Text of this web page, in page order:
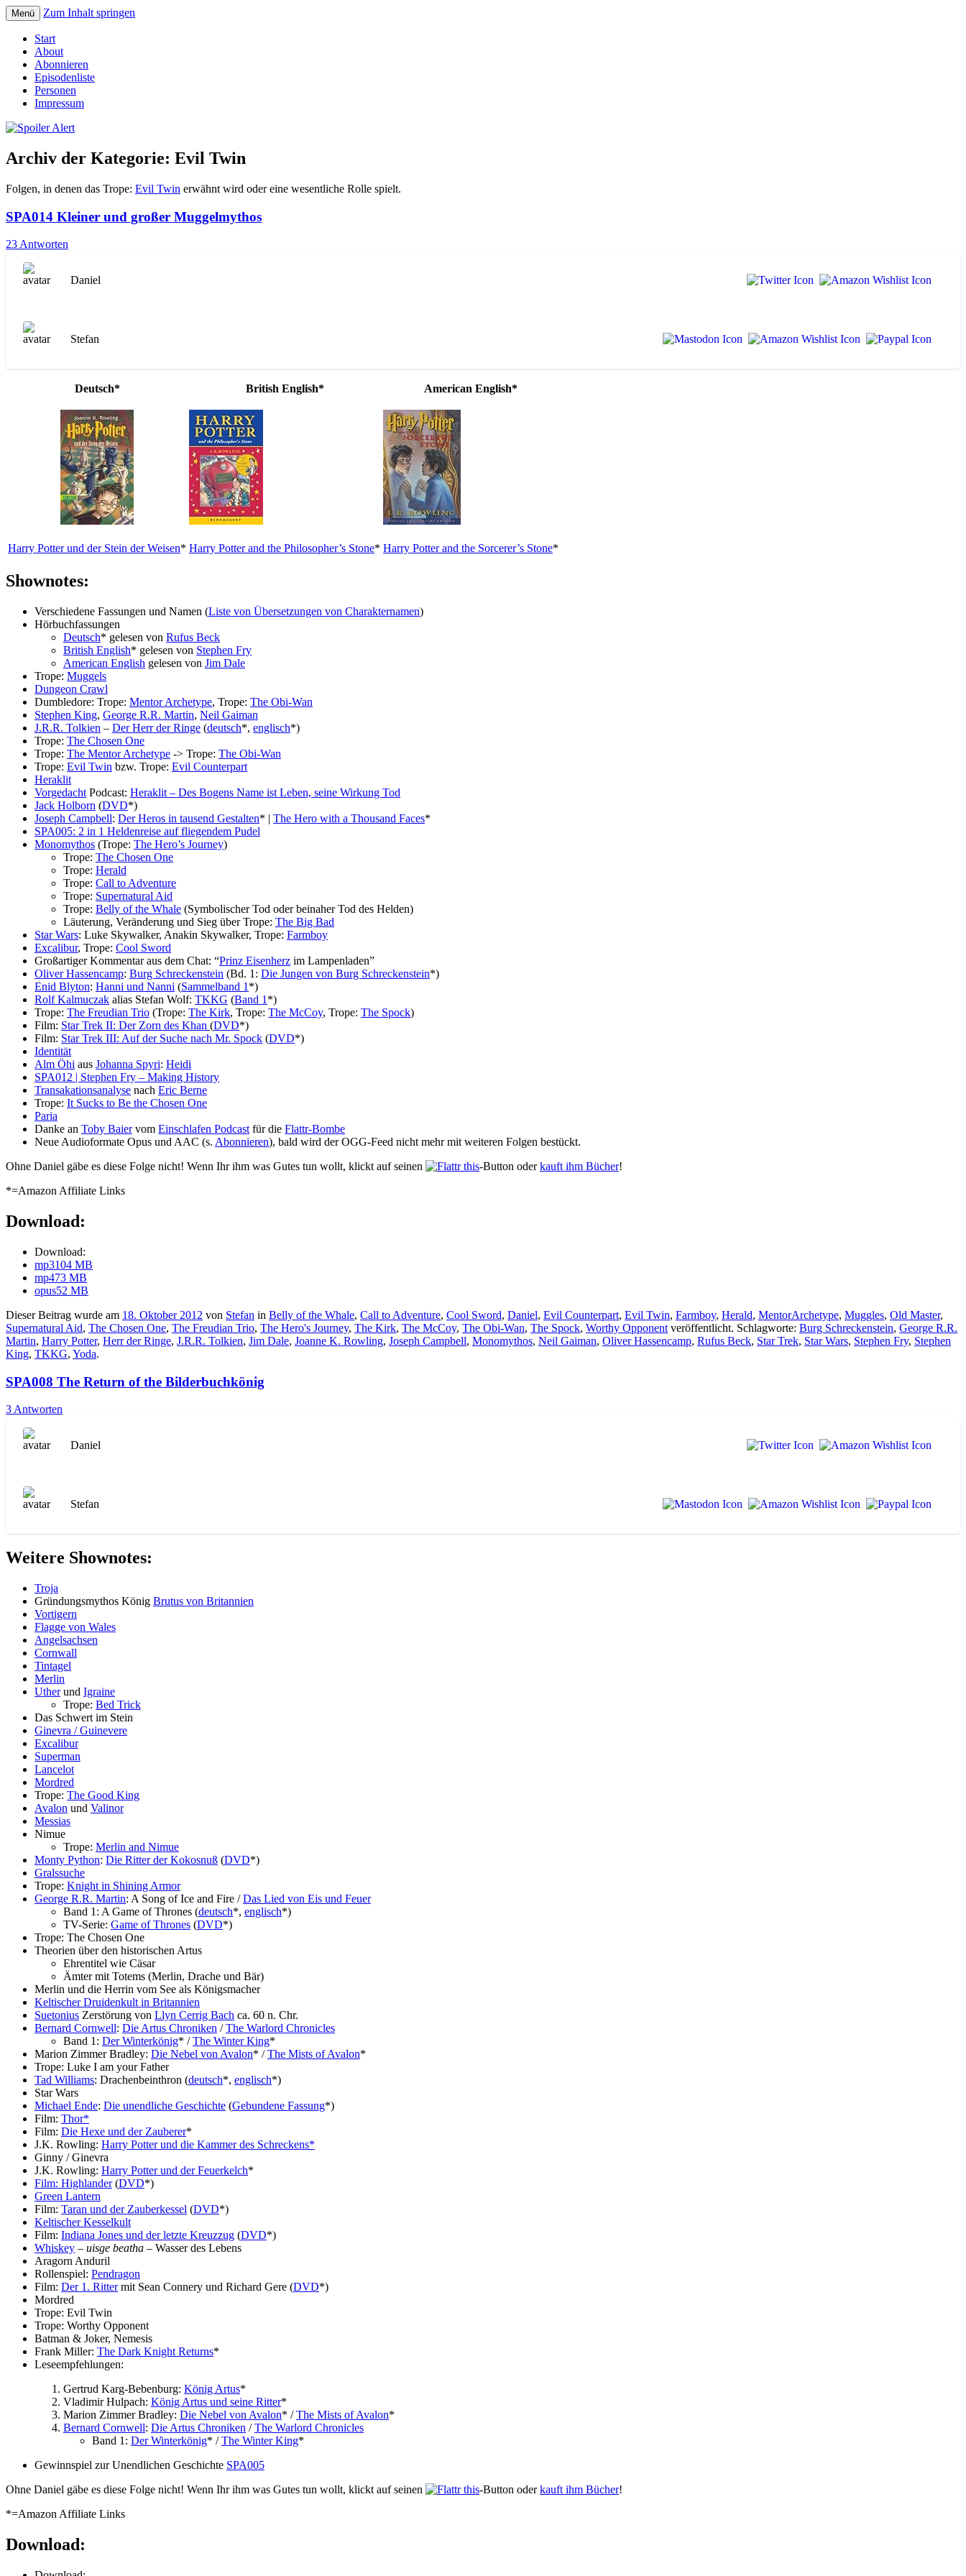
Spoiler Alert
Menü Zum Inhalt springen
Start
About
Abonnieren
Episodenliste
Personen
Impressum
Archiv der Kategorie: Evil Twin
Folgen, in denen das Trope: Evil Twin erwähnt wird oder eine wesentliche Rolle spielt.
SPA014 Kleiner und großer Muggelmythos
23 Antworten
Daniel
Stefan
Deutsch* British English* American English*
Harry Potter und der Stein der Weisen* Harry Potter and the Philosopher’s Stone* Harry Potter and the Sorcerer’s Stone*
Shownotes:
Verschiedene Fassungen und Namen (Liste von Übersetzungen von Charakternamen)
Hörbuchfassungen
Deutsch* gelesen von Rufus Beck
British English* gelesen von Stephen Fry
American English gelesen von Jim Dale
Trope: Muggels
Dungeon Crawl
Dumbledore: Trope: Mentor Archetype, Trope: The Obi-Wan
Stephen King, George R.R. Martin, Neil Gaiman
J.R.R. Tolkien – Der Herr der Ringe (deutsch*, englisch*)
Trope: The Chosen One
Trope: The Mentor Archetype -> Trope: The Obi-Wan
Trope: Evil Twin bzw. Trope: Evil Counterpart
Heraklit
Vorgedacht Podcast: Heraklit – Des Bogens Name ist Leben, seine Wirkung Tod
Jack Holborn (DVD*)
Joseph Campbell: Der Heros in tausend Gestalten* | The Hero with a Thousand Faces*
SPA005: 2 in 1 Heldenreise auf fliegendem Pudel
Monomythos (Trope: The Hero’s Journey)
Trope: The Chosen One
Trope: Herald
Trope: Call to Adventure
Trope: Supernatural Aid
Trope: Belly of the Whale (Symbolischer Tod oder beinaher Tod des Helden)
Läuterung, Veränderung und Sieg über Trope: The Big Bad
Star Wars: Luke Skywalker, Anakin Skywalker, Trope: Farmboy
Excalibur, Trope: Cool Sword
Großartiger Kommentar aus dem Chat: “Prinz Eisenherz im Lampenladen”
Oliver Hassencamp: Burg Schreckenstein (Bd. 1: Die Jungen von Burg Schreckenstein*)
Enid Blyton: Hanni und Nanni (Sammelband 1 *)
Rolf Kalmuczak alias Stefan Wolf: TKKG (Band 1 *)
Trope: The Freudian Trio (Trope: The Kirk, Trope: The McCoy, Trope: The Spock)
Film: Star Trek II: Der Zorn des Khan (DVD*)
Film: Star Trek III: Auf der Suche nach Mr. Spock (DVD*)
Identität
Alm Öhi aus Johanna Spyri: Heidi
SPA012 | Stephen Fry – Making History
Transakationsanalyse nach Eric Berne
Trope: It Sucks to Be the Chosen One
Paria
Danke an Toby Baiervom Einschlafen Podcast für die Flattr-Bombe
Neue Audioformate Opus und AAC (s. Abonnieren), bald wird der OGG-Feed nicht mehr mit weiteren Folgen bestückt.
Ohne Daniel gäbe es diese Folge nicht! Wenn Ihr ihm was Gutes tun wollt, klickt auf seinen
-Button oderkauft ihm Bücher!
*=Amazon Affiliate Links
Download:
Download:
mp3104 MB
mp473 MB
opus52 MB
Dieser Beitrag wurde am 18. Oktober 2012 von Stefan in Belly of the Whale, Call to Adventure, Cool Sword, Daniel, Evil Counterpart, Evil Twin, Farmboy, Herald, MentorArchetype, Muggles, Old Master,
Supernatural Aid, The Chosen One, The Freudian Trio, The Hero's Journey, The Kirk, The McCoy, The Obi-Wan, The Spock, Worthy Opponent veröffentlicht. Schlagworte: Burg Schreckenstein, George R.R.
Martin, Harry Potter, Herr der Ringe, J.R.R. Tolkien, Jim Dale, Joanne K. Rowling, Joseph Campbell, Monomythos, Neil Gaiman, Oliver Hassencamp, Rufus Beck, Star Trek, Star Wars, Stephen Fry, Stephen
King, TKKG, Yoda.
SPA008 The Return of the Bilderbuchkönig
3 Antworten
Daniel
Stefan
Weitere Shownotes:
Troja
Gründungsmythos König Brutus von Britannien
Vortigern
Flagge von Wales
Angelsachsen
Cornwall
Tintagel
Merlin
Utherund Igraine
Trope: Bed Trick
Das Schwert im Stein
Ginevra / Guinevere
Excalibur
Superman
Lancelot
Mordred
Trope: The Good King
Avalon und Valinor
Messias
Nimue
Trope: Merlin and Nimue
Monty Python: Die Ritter der Kokosnuß (DVD*)
Gralssuche
Trope: Knight in Shining Armor
George R.R. Martin: A Song of Ice and Fire /Das Lied von Eis und Feuer
Band 1: A Game of Thrones (deutsch*, englisch*)
TV-Serie: Game of Thrones (DVD*)
Trope: The Chosen One
Theorien über den historischen Artus
Ehrentitel wie Cäsar
Ämter mit Totems (Merlin, Drache und Bär)
Merlin und die Herrin vom See als Königsmacher
Keltischer Druidenkult in Britannien
Suetonius Zerstörung von Llyn Cerrig Bach ca. 60 n. Chr.
Bernard Cornwell: Die Artus Chroniken /The Warlord Chronicles
Band 1: Der Winterkönig* /The Winter King*
Marion Zimmer Bradley: Die Nebel von Avalon* /The Mists of Avalon*
Trope: Luke I am your Father
Tad Williams: Drachenbeinthron (deutsch*, englisch*)
Star Wars
Michael Ende: Die unendliche Geschichte (Gebundene Fassung*)
Film: Thor*
Film: Die Hexe und der Zauberer*
J.K. Rowling: Harry Potter und die Kammer des Schreckens*
Ginny / Ginevra
J.K. Rowling: Harry Potter und der Feuerkelch*
Film: Highlander(DVD*)
Green Lantern
Film: Taran und der Zauberkessel (DVD*)
Keltischer Kesselkult
Film: Indiana Jones und der letzte Kreuzzug (DVD*)
Whiskey – uisge beatha – Wasser des Lebens
Aragorn Anduril
Rollenspiel: Pendragon
Film: Der 1. Rittermit Sean Connery und Richard Gere (DVD*)
Mordred
Trope: Evil Twin
Trope: Worthy Opponent
Batman & Joker, Nemesis
Frank Miller: The Dark Knight Returns*
Leseempfehlungen:
Gertrud Karg-Bebenburg: König Artus*
Vladimir Hulpach: König Artus und seine Ritter*
Marion Zimmer Bradley: Die Nebel von Avalon* /The Mists of Avalon*
Bernard Cornwell: Die Artus Chroniken /The Warlord Chronicles
Band 1: Der Winterkönig* /The Winter King*
Gewinnspiel zur Unendlichen Geschichte SPA005
Ohne Daniel gäbe es diese Folge nicht! Wenn Ihr ihm was Gutes tun wollt, klickt auf seinen
-Button oderkauft ihm Bücher!
*=Amazon Affiliate Links
Download: